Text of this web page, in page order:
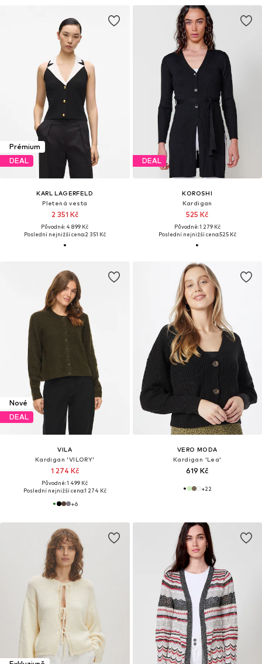
Prémium
DEAL
KARL LAGERFELD
Pletená vesta
2 351 Kč
Původně: 4 899 Kč
Poslední nejnižší cena:2 351 Kč
DEAL
KOROSHI
Kardigan
525 Kč
Původně: 1 279 Kč
Poslední nejnižší cena:525 Kč
Nové
DEAL
VILA
Kardigan 'VILORY'
1 274 Kč
Původně: 1 499 Kč
Poslední nejnižší cena:1 274 Kč
+6
VERO MODA
Kardigan 'Lea'
619 Kč
+22